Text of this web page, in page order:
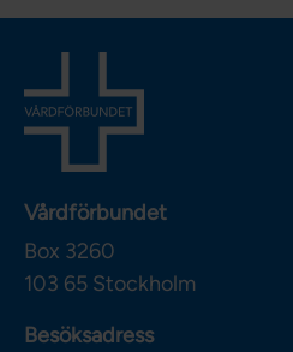
Vårdförbundet
Box 3260
103 65 Stockholm
Besöksadress